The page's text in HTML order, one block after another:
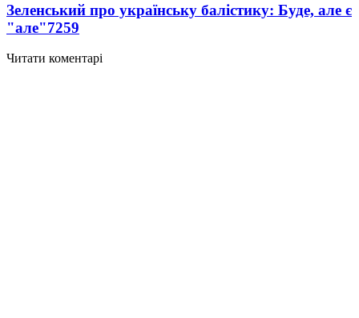
Зеленський про українську балістику: Буде, але є
"але"7259
Читати коментарі